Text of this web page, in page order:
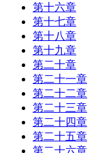
第十六章
第十七章
第十八章
第十九章
第二十章
第二十一章
第二十二章
第二十三章
第二十四章
第二十五章
第二十六章